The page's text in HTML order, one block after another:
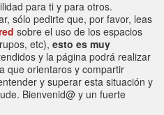
para ti y para otros.
sólo pedirte que, por favor, leas
sobre el uso de los espacios
etc), esto es muy
y la página podrá realizar
que orientaros y compartir
y superar esta situación y
Bienvenid@ y un fuerte